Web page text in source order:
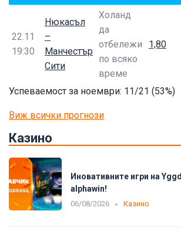
22.11
19:30
Нюкасъл
–
Манчестър
Сити
Холанд
да
отбележи
по всяко
време
1,80
Успеваемост за ноември: 11/21 (53%)
Виж всички прогнози
Казино
Иновативните игри на
alphawin!
06/08/2026 Казино